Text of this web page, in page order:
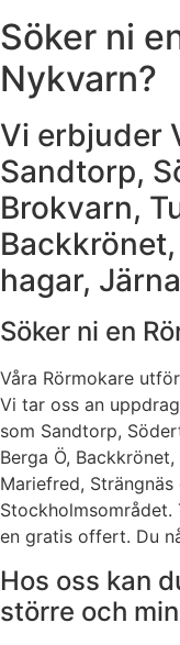
Söker ni
Nykvarn?
Vi erbjuder
Sandtorp,
Brokvarn,
hagar,
Söker ni en
Våra Rörmokare
Vi tar oss an
som Sandtorp,
Berga Ö,
Mariefred,
en gratis offert. Du
Hos oss kan
större och